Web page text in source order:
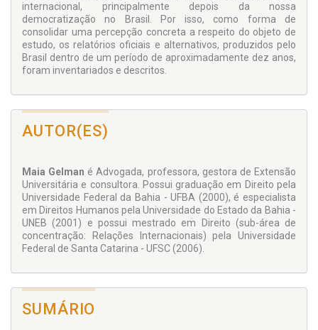
internacional, principalmente depois da nossa
democratização no Brasil. Por isso, como forma de
consolidar uma percepção concreta a respeito do objeto de
estudo, os relatórios oficiais e alternativos, produzidos pelo
Brasil dentro de um período de aproximadamente dez anos,
foram inventariados e descritos.
AUTOR(ES)
Maia Gelman é Advogada, professora, gestora de Extensão
Universitária e consultora. Possui graduação em Direito pela
Universidade Federal da Bahia - UFBA (2000), é especialista
em Direitos Humanos pela Universidade do Estado da Bahia -
UNEB (2001) e possui mestrado em Direito (sub-área de
concentração: Relações Internacionais) pela Universidade
Federal de Santa Catarina - UFSC (2006).
SUMÁRIO